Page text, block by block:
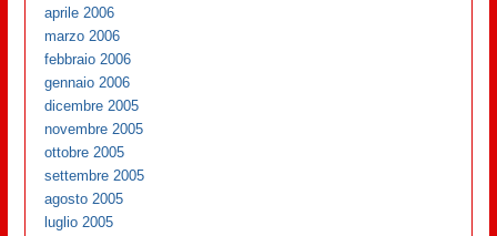
aprile 2006
marzo 2006
febbraio 2006
gennaio 2006
dicembre 2005
novembre 2005
ottobre 2005
settembre 2005
agosto 2005
luglio 2005